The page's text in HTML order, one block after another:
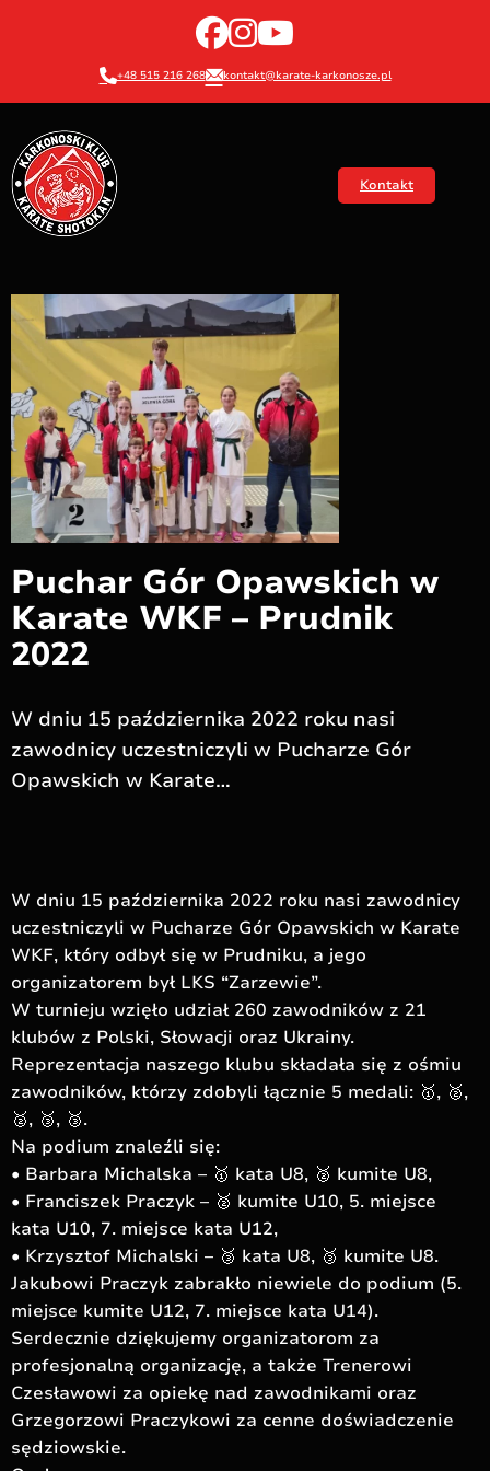
+48 515 216 268 kontakt@karate-karkonosze.pl
Kontakt
Puchar Gór Opawskich w
Karate WKF – Prudnik
2022
W dniu 15 października 2022 roku nasi
zawodnicy uczestniczyli w Pucharze Gór
Opawskich w Karate…
W dniu 15 października 2022 roku nasi zawodnicy
uczestniczyli w Pucharze Gór Opawskich w Karate
WKF, który odbył się w Prudniku, a jego
organizatorem był LKS “Zarzewie”.
W turnieju wzięło udział 260 zawodników z 21
klubów z Polski, Słowacji oraz Ukrainy.
Reprezentacja naszego klubu składała się z ośmiu
zawodników, którzy zdobyli łącznie 5 medali: 🥇, 🥈,
🥈, 🥉, 🥉.
Na podium znaleźli się:
• Barbara Michalska – 🥇 kata U8, 🥈 kumite U8,
• Franciszek Praczyk – 🥈 kumite U10, 5. miejsce
kata U10, 7. miejsce kata U12,
• Krzysztof Michalski – 🥉 kata U8, 🥉 kumite U8.
Jakubowi Praczyk zabrakło niewiele do podium (5.
miejsce kumite U12, 7. miejsce kata U14).
Serdecznie dziękujemy organizatorom za
profesjonalną organizację, a także Trenerowi
Czesławowi za opiekę nad zawodnikami oraz
Grzegorzowi Praczykowi za cenne doświadczenie
sędziowskie.